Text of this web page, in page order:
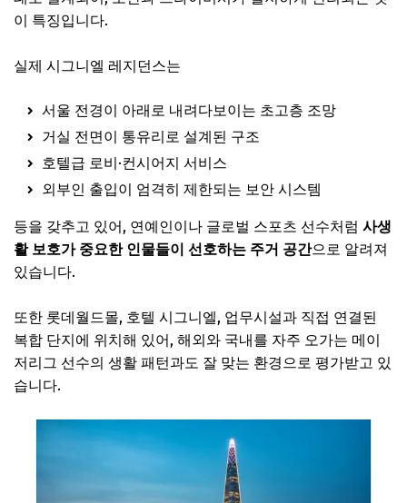
이 특징입니다.
실제 시그니엘 레지던스는
서울 전경이 아래로 내려다보이는 초고층 조망
거실 전면이 통유리로 설계된 구조
호텔급 로비·컨시어지 서비스
외부인 출입이 엄격히 제한되는 보안 시스템
등을 갖추고 있어, 연예인이나 글로벌 스포츠 선수처럼 사생
활 보호가 중요한 인물들이 선호하는 주거 공간으로 알려져
있습니다.
또한 롯데월드몰, 호텔 시그니엘, 업무시설과 직접 연결된
복합 단지에 위치해 있어, 해외와 국내를 자주 오가는 메이
저리그 선수의 생활 패턴과도 잘 맞는 환경으로 평가받고 있
습니다.